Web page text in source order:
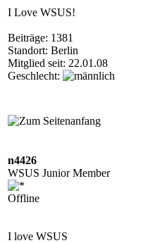
I Love WSUS!
Beiträge: 1381
Standort: Berlin
Mitglied seit: 22.01.08
Geschlecht:
n4426
WSUS Junior Member
Offline
I love WSUS